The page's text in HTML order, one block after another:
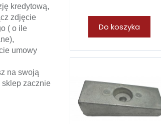
Do koszyka
kredytową,
zdjęcie
( o ile
umowy
na swoją
sklep zacznie